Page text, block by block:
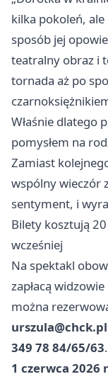
kilka pokoleń,
sposób jej
teatralny obraz i
tornada aż po
Właśnie dlatego
pomysłem na
Zamiast
wspólny wieczór
sentyment, i
Bilety kosztują
wcześniej
Na spektakl
zapłacą widzowie
można
urszula@chck.pl
349 78 84/65/63.
1 czerwca 2026